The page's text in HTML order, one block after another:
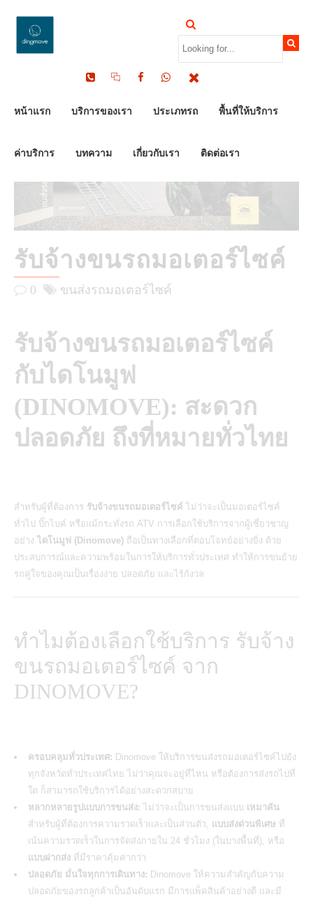
หน้าแรก บริการของเรา ประเภทรถ พื้นที่ให้บริการ
ค่าบริการ บทความ เกี่ยวกับเรา ติดต่อเรา
รับจ้างขนรถมอเตอร์ไซค์
0 ขนส่งรถมอเตอร์ไซค์
รับจ้างขนรถมอเตอร์ไซค์
กับไดโนมูฟ
(DINOMOVE): สะดวก
ปลอดภัย ถึงที่หมายทั่วไทย
สำหรับผู้ที่ต้องการ รับจ้างขนรถมอเตอร์ไซค์ ไม่ว่าจะเป็นมอเตอร์ไซค์
ทั่วไป บิ๊กไบค์ หรือแม้กระทั่งรถ ATV การเลือกใช้บริการจากผู้เชี่ยวชาญ
อย่าง ไดโนมูฟ (Dinomove) ถือเป็นทางเลือกที่ตอบโจทย์อย่างยิ่ง ด้วย
ประสบการณ์และความพร้อมในการให้บริการทั่วประเทศ ทำให้การขนย้าย
รถคู่ใจของคุณเป็นเรื่องง่าย ปลอดภัย และไร้กังวล
ทำไมต้องเลือกใช้บริการ รับจ้าง
ขนรถมอเตอร์ไซค์ จาก
DINOMOVE?
ครอบคลุมทั่วประเทศ: Dinomove ให้บริการขนส่งรถมอเตอร์ไซค์ไปยัง
ทุกจังหวัดทั่วประเทศไทย ไม่ว่าคุณจะอยู่ที่ไหน หรือต้องการส่งรถไปที่
ใด ก็สามารถใช้บริการได้อย่างสะดวกสบาย
หลากหลายรูปแบบการขนส่ง: ไม่ว่าจะเป็นการขนส่งแบบ เหมาคัน
สำหรับผู้ที่ต้องการความรวดเร็วและเป็นส่วนตัว, แบบส่งด่วนพิเศษ ที่
เน้นความรวดเร็วในการจัดส่งภายใน 24 ชั่วโมง (ในบางพื้นที่), หรือ
แบบฝากส่ง ที่มีราคาคุ้มค่ากว่า
ปลอดภัย มั่นใจทุกการเดินทาง: Dinomove ให้ความสำคัญกับความ
ปลอดภัยของรถลูกค้าเป็นอันดับแรก มีการแพ็คสินค้าอย่างดี และมี